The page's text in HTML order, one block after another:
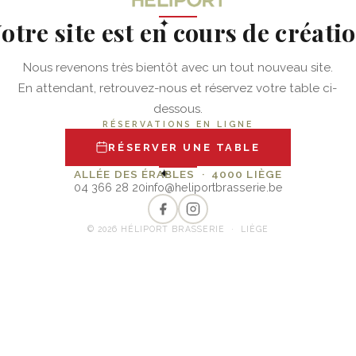
✦
site est en cours de
Nous revenons très bientôt avec un tout nouveau site.
En attendant, retrouvez-nous et réservez votre table ci-
dessous.
RÉSERVATIONS EN LIGNE
RÉSERVER UNE TABLE
✦
ALLÉE DES ÉRABLES · 4000 LIÈGE
04 366 28 20info@heliportbrasserie.be
© 2026 HÉLIPORT BRASSERIE · LIÈGE